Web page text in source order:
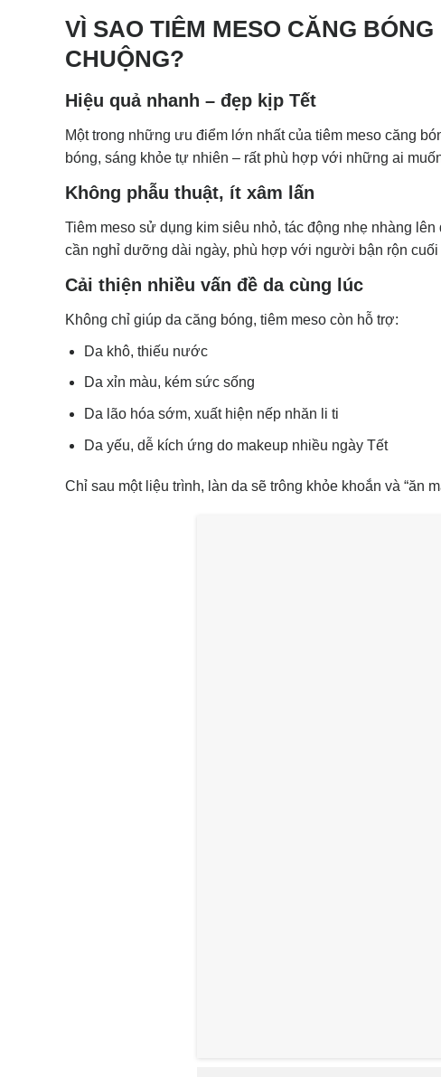
VÌ SAO TIÊM MESO CĂNG
CHUỘNG?
Hiệu quả nhanh – đẹp kịp Tết
Một trong những ưu điểm lớn nhất của tiêm meso căng
bóng, sáng khỏe tự nhiên – rất phù hợp với những ai
Không phẫu thuật, ít xâm lấn
Tiêm meso sử dụng kim siêu nhỏ, tác động nhẹ nhàng
cần nghỉ dưỡng dài ngày, phù hợp với người bận rộn cuối
Cải thiện nhiều vấn đề da cùng lúc
Không chỉ giúp da căng bóng, tiêm meso còn hỗ trợ:
Da khô, thiếu nước
Da xỉn màu, kém sức sống
Da lão hóa sớm, xuất hiện nếp nhăn li ti
Da yếu, dễ kích ứng do makeup nhiều ngày Tết
Chỉ sau một liệu trình, làn da sẽ trông khỏe khoắn và “ăn